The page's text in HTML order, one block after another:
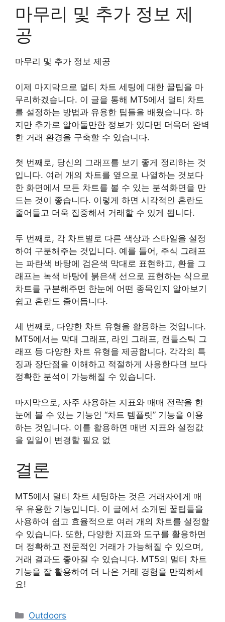
마무리 및 추가 정보 제
공
마무리 및 추가 정보 제공
이제 마지막으로 멀티 차트 세팅에 대한 꿀팁을 마
무리하겠습니다. 이 글을 통해 MT5에서 멀티 차트
를 설정하는 방법과 유용한 팁들을 배웠습니다. 하
지만 추가로 알아둘만한 정보가 있다면 더욱더 완벽
한 거래 환경을 구축할 수 있습니다.
첫 번째로, 당신의 그래프를 보기 좋게 정리하는 것
입니다. 여러 개의 차트를 옆으로 나열하는 것보다
한 화면에서 모든 차트를 볼 수 있는 분석화면을 만
드는 것이 좋습니다. 이렇게 하면 시각적인 혼란도
줄어들고 더욱 집중해서 거래할 수 있게 됩니다.
두 번째로, 각 차트별로 다른 색상과 스타일을 설정
하여 구분해주는 것입니다. 예를 들어, 주식 그래프
는 파란색 바탕에 검은색 막대로 표현하고, 환율 그
래프는 녹색 바탕에 붉은색 선으로 표현하는 식으로
차트를 구분해주면 한눈에 어떤 종목인지 알아보기
쉽고 혼란도 줄어듭니다.
세 번째로, 다양한 차트 유형을 활용하는 것입니다.
MT5에서는 막대 그래프, 라인 그래프, 캔들스틱 그
래프 등 다양한 차트 유형을 제공합니다. 각각의 특
징과 장단점을 이해하고 적절하게 사용한다면 보다
정확한 분석이 가능해질 수 있습니다.
마지막으로, 자주 사용하는 지표와 매매 전략을 한
눈에 볼 수 있는 기능인 “차트 템플릿” 기능을 이용
하는 것입니다. 이를 활용하면 매번 지표와 설정값
을 일일이 변경할 필요 없
결론
MT5에서 멀티 차트 세팅하는 것은 거래자에게 매
우 유용한 기능입니다. 이 글에서 소개된 꿀팁들을
사용하여 쉽고 효율적으로 여러 개의 차트를 설정할
수 있습니다. 또한, 다양한 지표와 도구를 활용하면
더 정확하고 전문적인 거래가 가능해질 수 있으며,
거래 결과도 좋아질 수 있습니다. MT5의 멀티 차트
기능을 잘 활용하여 더 나은 거래 경험을 만끽하세
요!
Categories
Outdoors